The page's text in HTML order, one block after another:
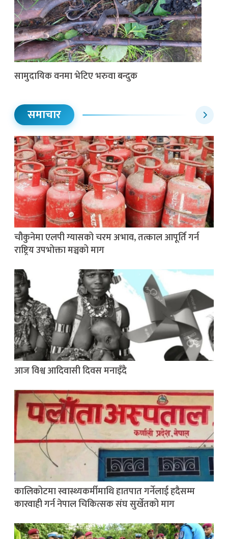
सामुदायिक वनमा भेटिए भरुवा बन्दुक
समाचार
चौकुनेमा एलपी ग्यासको चरम अभाव, तत्काल आपूर्ति गर्न
राष्ट्रिय उपभोक्ता मञ्चको माग
आज विश्व आदिवासी दिवस मनाइँदै
कालिकोटमा स्वास्थ्यकर्मीमाथि हातपात गर्नेलाई हदैसम्म
कारवाही गर्न नेपाल चिकित्सक संघ सुर्खेतको माग